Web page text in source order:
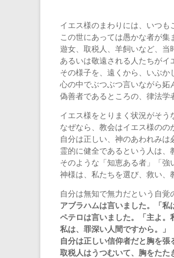
イエス様のまわりには、いつも
この世にあっては愚かな者が集
遊女、取税人、羊飼いなど、当
あるいは敬遠される人たちがイ
その様子を、遠くから、いぶか
心の中でぶつぶつ言いながら妬
偽善者であるところの、律法学
イエス様をとりまく状況がそう
なぜなら、教会はイエス様のの
自分は正しい、神のあわれみは
霊的に健全であるという人は、
そのような「知恵ある者」「強
神様は、私たちを選び、救い、
自分は無知で無力だという自覚
アブラハムは言いました。「私
ペテロは言いました。「主よ。
私は、罪深い人間ですから。」
自分は正しい信仰者だと胸を張
取税人はうつむいて、胸をたた